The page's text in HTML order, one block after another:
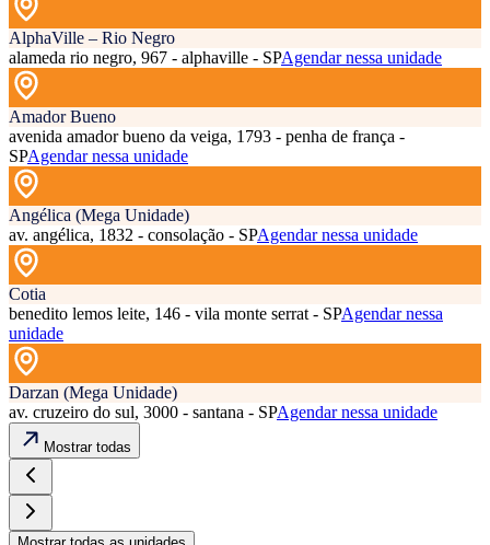
AlphaVille – Rio Negro
alameda rio negro, 967 - alphaville - SPAgendar nessa unidade
Amador Bueno
avenida amador bueno da veiga, 1793 - penha de frança -
SPAgendar nessa unidade
Angélica (Mega Unidade)
av. angélica, 1832 - consolação - SPAgendar nessa unidade
Cotia
benedito lemos leite, 146 - vila monte serrat - SPAgendar nessa
unidade
Darzan (Mega Unidade)
av. cruzeiro do sul, 3000 - santana - SPAgendar nessa unidade
Mostrar todas